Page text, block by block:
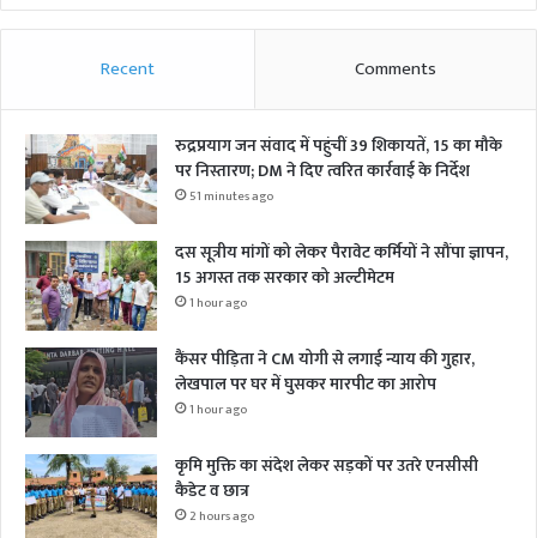
Recent Comments
रुद्रप्रयाग जन संवाद में पहुंचीं 39 शिकायतें, 15 का मौके
पर निस्तारण; DM ने दिए त्वरित कार्रवाई के निर्देश
51 minutes ago
दस सूत्रीय मांगों को लेकर पैरावेट कर्मियों ने सौंपा ज्ञापन,
15 अगस्त तक सरकार को अल्टीमेटम
1 hour ago
कैंसर पीड़िता ने CM योगी से लगाई न्याय की गुहार,
लेखपाल पर घर में घुसकर मारपीट का आरोप
1 hour ago
कृमि मुक्ति का संदेश लेकर सड़कों पर उतरे एनसीसी
कैडेट व छात्र
2 hours ago